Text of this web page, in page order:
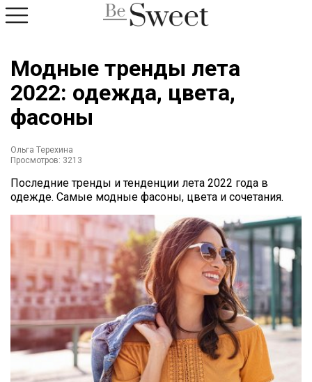
Модные тренды лета
2022: одежда, цвета,
фасоны
Ольга Терехина
Просмотров: 3213
Последние тренды и тенденции лета 2022 года в
одежде. Самые модные фасоны, цвета и сочетания.